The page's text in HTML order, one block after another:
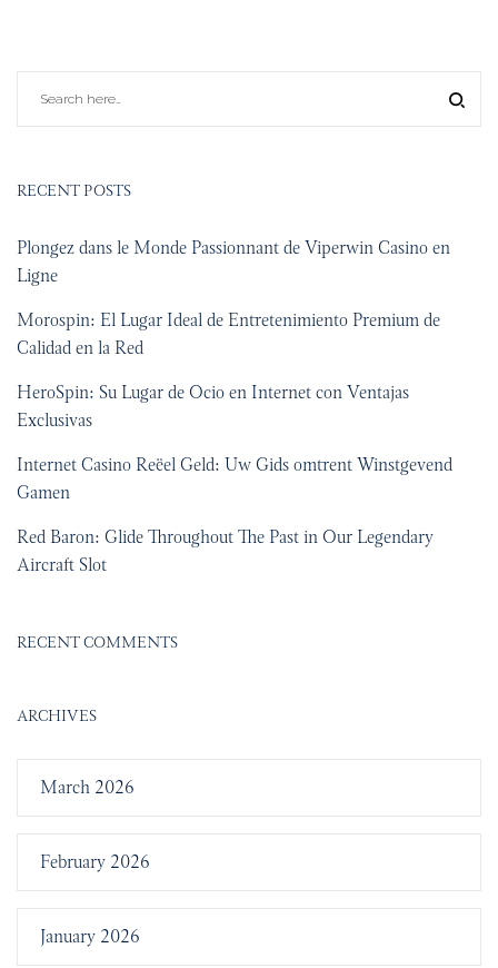
RECENT POSTS
Plongez dans le Monde Passionnant de Viperwin Casino en
Ligne
Morospin: El Lugar Ideal de Entretenimiento Premium de
Calidad en la Red
HeroSpin: Su Lugar de Ocio en Internet con Ventajas
Exclusivas
Internet Casino Reëel Geld: Uw Gids omtrent Winstgevend
Gamen
Red Baron: Glide Throughout The Past in Our Legendary
Aircraft Slot
RECENT COMMENTS
ARCHIVES
March 2026
February 2026
January 2026